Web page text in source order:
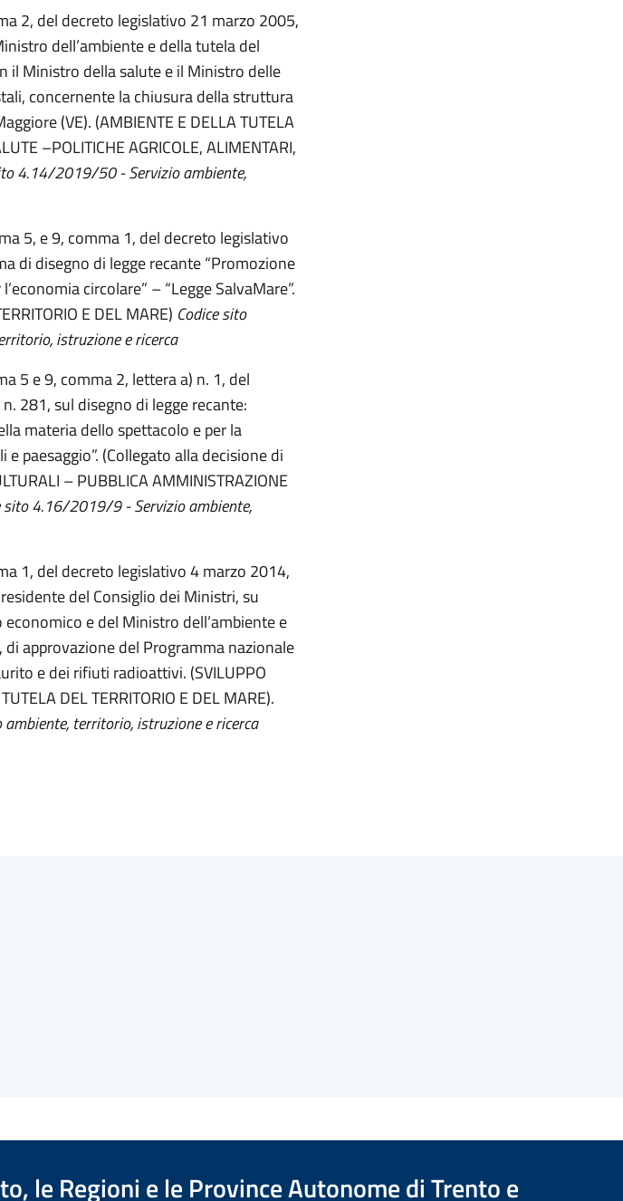
2, del decreto legislativo 21 marzo 2005,
dell’ambiente e della tutela del
il Ministro della salute e il Ministro delle
concernente la chiusura della struttura
(VE). (AMBIENTE E DELLA TUTELA
–POLITICHE AGRICOLE, ALIMENTARI,
4.14/2019/50 - Servizio ambiente,
5, e 9, comma 1, del decreto legislativo
di disegno di legge recante “Promozione
circolare” – “Legge SalvaMare”.
E DEL MARE) Codice sito
istruzione e ricerca
5 e 9, comma 2, lettera a) n. 1, del
281, sul disegno di legge recante:
materia dello spettacolo e per la
paesaggio”. (Collegato alla decisione di
– PUBBLICA AMMINISTRAZIONE
sito 4.16/2019/9 - Servizio ambiente,
1, del decreto legislativo 4 marzo 2014,
del Consiglio dei Ministri, su
e del Ministro dell’ambiente e
approvazione del Programma nazionale
e dei rifiuti radioattivi. (SVILUPPO
DEL TERRITORIO E DEL MARE).
territorio, istruzione e ricerca
le Regioni e le Province Autonome di Trento e